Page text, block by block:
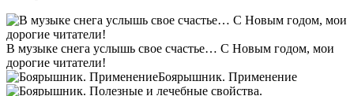
В музыке снега услышь свое счастье… С Новым годом, мои
дорогие читатели!
Боярышник. Применение